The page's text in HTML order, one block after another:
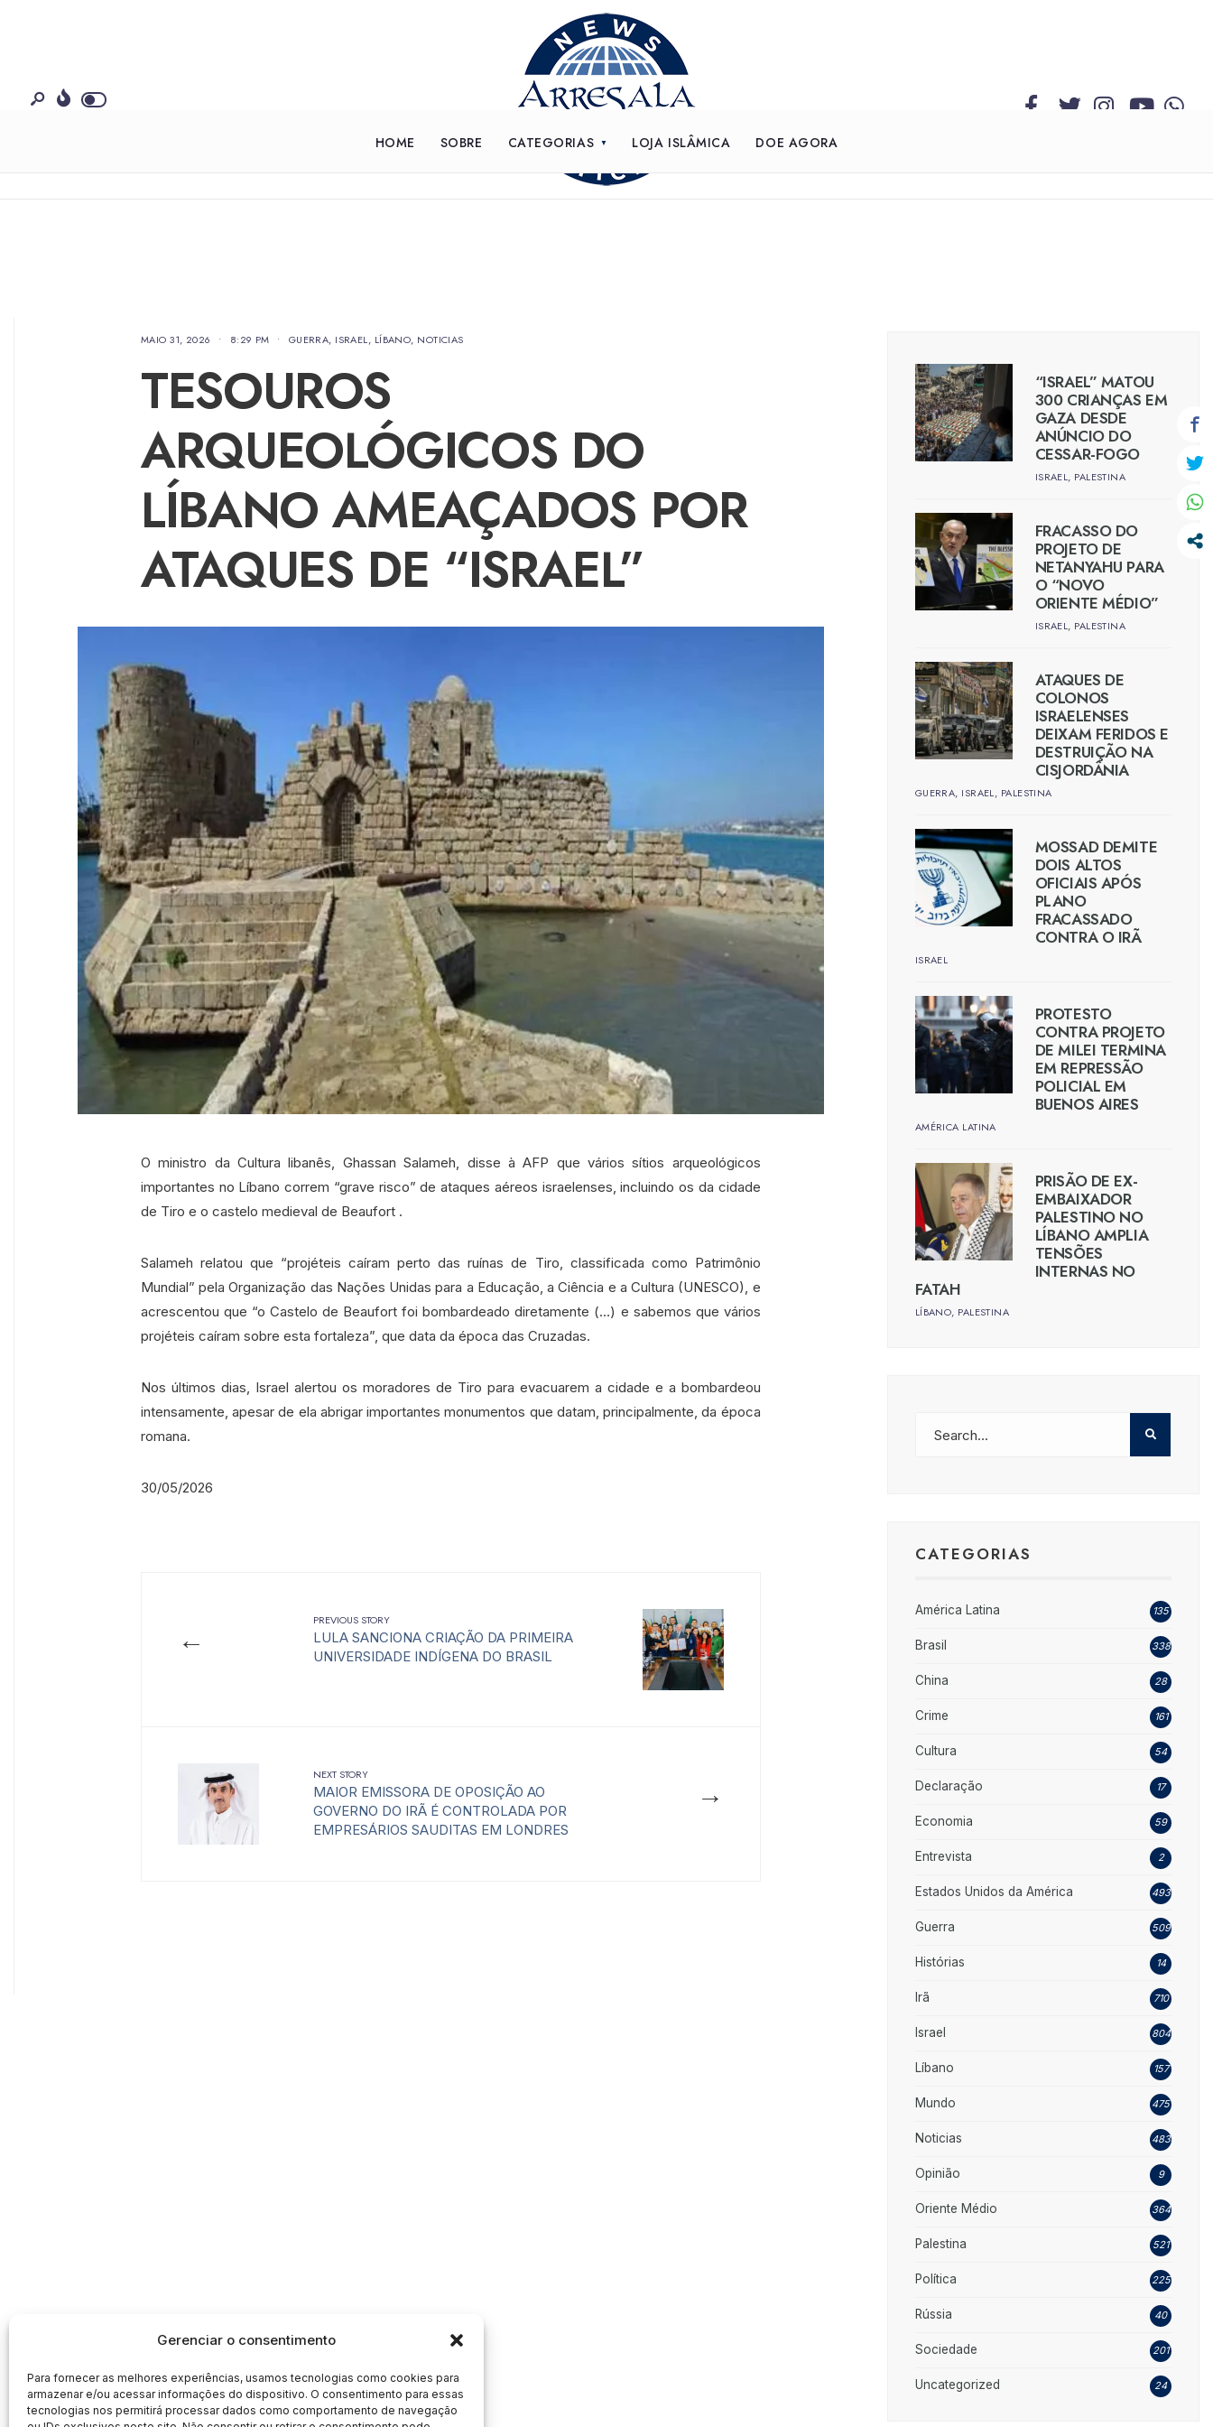
Gerenciar o consentimento
Para fornecer as melhores experiências, usamos tecnologias como cookies para
armazenar e/ou acessar informações do dispositivo. O consentimento para essas
tecnologias nos permitirá processar dados como comportamento de navegação
HOME SOBRE CATEGORIAS LOJA ISLÂMICA DOE AGORA
MAIO 31, 2026 • 8:29 PM • GUERRA, ISRAEL, LÍBANO, NOTICIAS
TESOUROS
ARQUEOLÓGICOS DO
LÍBANO AMEAÇADOS POR
ATAQUES DE “ISRAEL”
O ministro da Cultura libanês, Ghassan Salameh, disse à AFP que vários sítios arqueológicos
importantes no Líbano correm “grave risco” de ataques aéreos israelenses, incluindo os da cidade
de Tiro e o castelo medieval de Beaufort .
Salameh relatou que “projéteis caíram perto das ruínas de Tiro, classificada como Patrimônio
Mundial” pela Organização das Nações Unidas para a Educação, a Ciência e a Cultura (UNESCO), e
acrescentou que “o Castelo de Beaufort foi bombardeado diretamente (…) e sabemos que vários
projéteis caíram sobre esta fortaleza”, que data da época das Cruzadas.
Nos últimos dias, Israel alertou os moradores de Tiro para evacuarem a cidade e a bombardeou
intensamente, apesar de ela abrigar importantes monumentos que datam, principalmente, da época
romana.
30/05/2026
←
PREVIOUS STORY
LULA SANCIONA CRIAÇÃO DA PRIMEIRA
UNIVERSIDADE INDÍGENA DO BRASIL
→
NEXT STORY
MAIOR EMISSORA DE OPOSIÇÃO AO
GOVERNO DO IRÃ É CONTROLADA POR
EMPRESÁRIOS SAUDITAS EM LONDRES
“ISRAEL” MATOU
300 CRIANÇAS EM
GAZA DESDE
ANÚNCIO DO
CESSAR-FOGO
ISRAEL, PALESTINA
FRACASSO DO
PROJETO DE
NETANYAHU PARA
O “NOVO
ORIENTE MÉDIO”
ISRAEL, PALESTINA
ATAQUES DE
COLONOS
ISRAELENSES
DEIXAM FERIDOS E
DESTRUIÇÃO NA
CISJORDÂNIA
GUERRA, ISRAEL, PALESTINA
MOSSAD DEMITE
DOIS ALTOS
OFICIAIS APÓS
PLANO
FRACASSADO
CONTRA O IRÃ
ISRAEL
PROTESTO
CONTRA PROJETO
DE MILEI TERMINA
EM REPRESSÃO
POLICIAL EM
BUENOS AIRES
AMÉRICA LATINA
PRISÃO DE EX-
EMBAIXADOR
PALESTINO NO
LÍBANO AMPLIA
TENSÕES
INTERNAS NO
FATAH
LÍBANO, PALESTINA
CATEGORIAS
América Latina 135
Brasil 338
China 28
Crime 161
Cultura 54
Declaração 17
Economia 59
Entrevista 2
Estados Unidos da América 493
Guerra 509
Histórias 14
Irã 710
Israel 804
Líbano 157
Mundo 475
Noticias 483
Opinião 9
Oriente Médio 364
Palestina 521
Política 225
Rússia 40
Sociedade 201
Uncategorized 24